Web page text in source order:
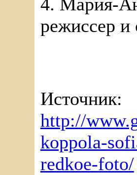
режиссер и
Источник:
http://
koppola-
redkoe-foto/